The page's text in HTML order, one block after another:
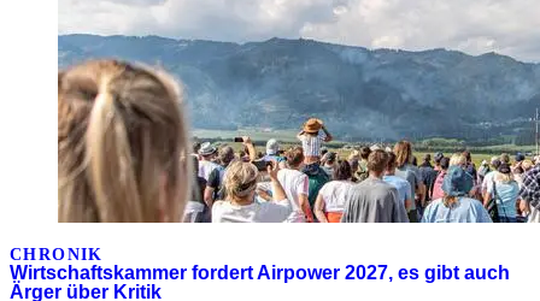
CHRONIK
Wirtschaftskammer fordert Airpower 2027, es gibt auch
Ärger über Kritik